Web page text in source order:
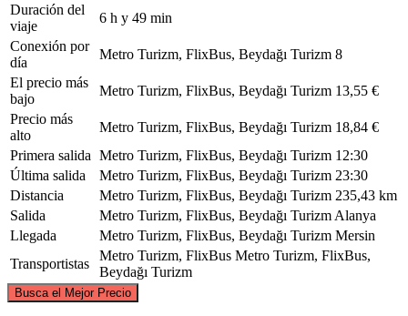
Duración del
viaje
6 h y 49 min
Conexión por
día
Metro Turizm, FlixBus, Beydağı Turizm 8
El precio más
bajo
Metro Turizm, FlixBus, Beydağı Turizm 13,55 €
Precio más
alto
Metro Turizm, FlixBus, Beydağı Turizm 18,84 €
Primera salida Metro Turizm, FlixBus, Beydağı Turizm 12:30
Última salida
Metro Turizm, FlixBus, Beydağı Turizm 23:30
Distancia
Metro Turizm, FlixBus, Beydağı Turizm 235,43 km
Salida
Metro Turizm, FlixBus, Beydağı Turizm Alanya
Llegada
Metro Turizm, FlixBus, Beydağı Turizm Mersin
Transportistas
Metro Turizm, FlixBus Metro Turizm, FlixBus,
Beydağı Turizm
Busca el Mejor Precio